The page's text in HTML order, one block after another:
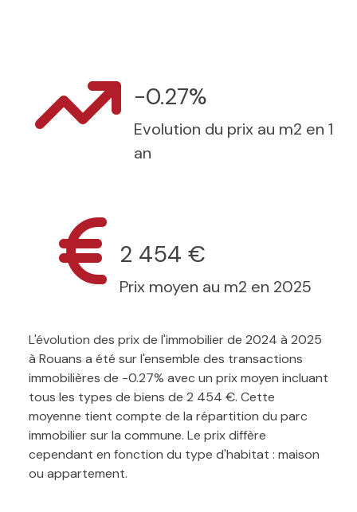
-0.27%
Evolution du prix au m2 en 1
an
2 454 €
Prix moyen au m2 en 2025
L'évolution des prix de l'immobilier de 2024 à 2025
à Rouans a été sur l'ensemble des transactions
immobilières de -0.27% avec un prix moyen incluant
tous les types de biens de 2 454 €. Cette
moyenne tient compte de la répartition du parc
immobilier sur la commune. Le prix diffère
cependant en fonction du type d'habitat : maison
ou appartement.